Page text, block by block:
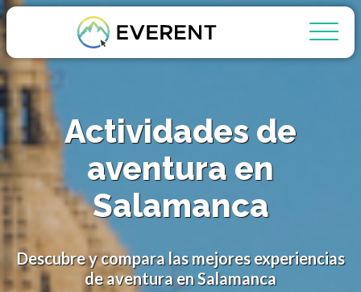
Actividades de
aventura en
Salamanca
Descubre y compara las mejores experiencias
de aventura en Salamanca